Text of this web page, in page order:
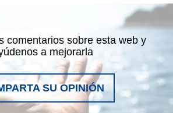
comentarios sobre esta web y
a mejorarla
SU OPINIÓN